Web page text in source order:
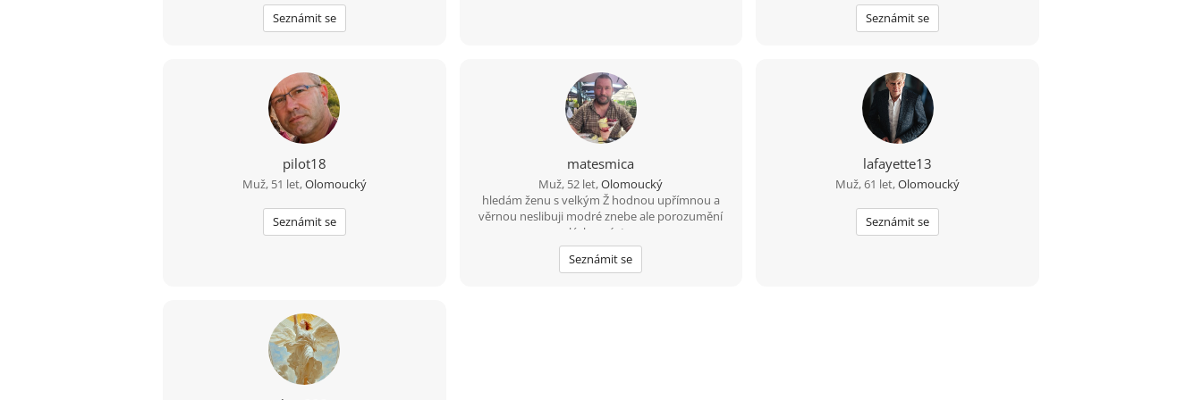
Seznámit se
neumí milovat.
Seznámit se
pilot18
Muž, 51 let,Olomoucký
Seznámit se
matesmica
Muž, 52 let,Olomoucký
hledám ženu s velkým Ž hodnou upřímnou a
věrnou neslibuji modré znebe ale porozumění
lásku a úctu
Seznámit se
lafayette13
Muž, 61 let,Olomoucký
Seznámit se